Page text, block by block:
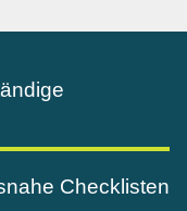
Checklisten